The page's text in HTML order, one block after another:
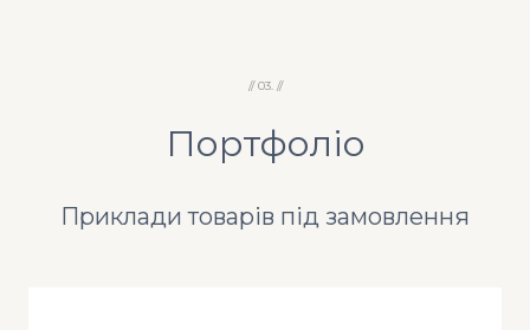
// 03. //
Портфоліо
Приклади товарів під замовлення